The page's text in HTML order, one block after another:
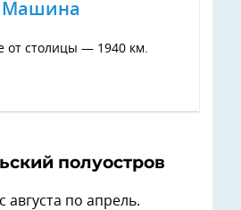
Машина
от столицы — 1940 км.
полуостров
с августа по апрель.